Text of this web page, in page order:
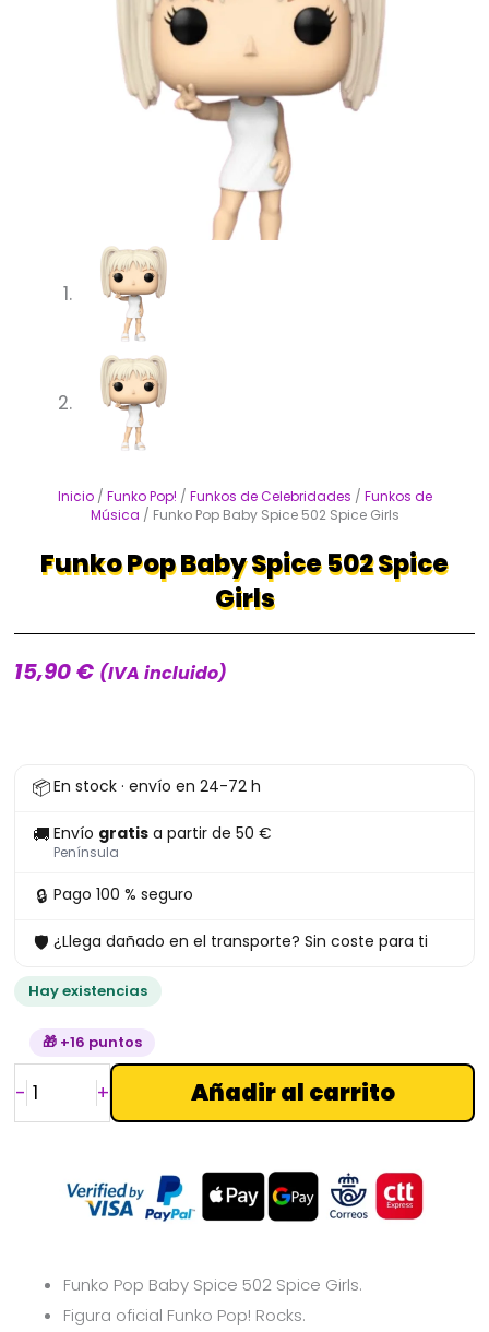
Inicio/ Funko Pop! / Funkos de Celebridades / Funkos de
Música / Funko Pop Baby Spice 502 Spice Girls
Funko Pop Baby Spice 502 Spice
Girls
15,90€ (IVA incluido)
📦En stock · envío en 24-72 h
🚚 Envío gratis a partir de 50 €
Península
🔒 Pago 100 % seguro
🛡 ¿Llega dañado en el transporte? Sin coste para ti
Hay existencias
🎁 +16 puntos
-
Pop
Baby
Spice
502
Girls
cantidad
+ Añadir al carrito
Funko Pop Baby Spice 502 Spice Girls.
Figura oficial Funko Pop! Rocks.